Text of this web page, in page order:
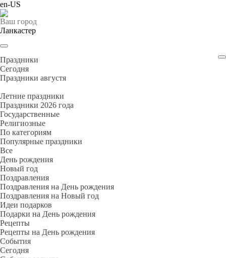
en-US
Ваш город
Ланкастер
Праздники
Cегодня
Праздники августя
Летние праздники
Праздники 2026 года
Государственные
Религиозные
По категориям
Популярные праздники
Все
День рождения
Новый год
Поздравления
Поздравления на День рождения
Поздравления на Новый год
Идеи подарков
Подарки на День рождения
Рецепты
Рецепты на День рождения
События
Cегодня